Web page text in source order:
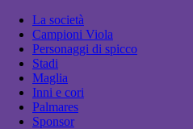
La società
Campioni Viola
Personaggi di spicco
Stadi
Maglia
Inni e cori
Palmares
Sponsor